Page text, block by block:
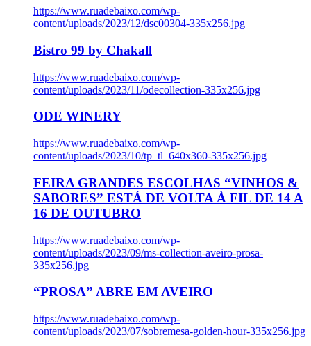
https://www.ruadebaixo.com/wp-
content/uploads/2023/12/dsc00304-335x256.jpg
Bistro 99 by Chakall
https://www.ruadebaixo.com/wp-
content/uploads/2023/11/odecollection-335x256.jpg
ODE WINERY
https://www.ruadebaixo.com/wp-
content/uploads/2023/10/tp_tl_640x360-335x256.jpg
FEIRA GRANDES ESCOLHAS “VINHOS &
SABORES” ESTÁ DE VOLTA À FIL DE 14 A
16 DE OUTUBRO
https://www.ruadebaixo.com/wp-
content/uploads/2023/09/ms-collection-aveiro-prosa-
335x256.jpg
“PROSA” ABRE EM AVEIRO
https://www.ruadebaixo.com/wp-
content/uploads/2023/07/sobremesa-golden-hour-335x256.jpg